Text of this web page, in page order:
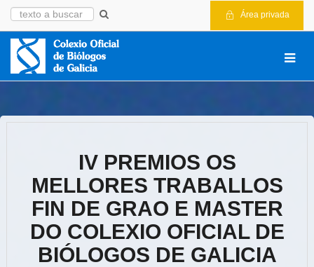
Área privada
IV PREMIOS OS
MELLORES TRABALLOS
FIN DE GRAO E MASTER
DO COLEXIO OFICIAL DE
BIÓLOGOS DE GALICIA